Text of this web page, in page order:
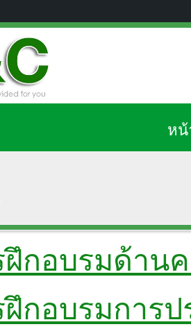
ห
กอบรมด้าน
กอบรมการป